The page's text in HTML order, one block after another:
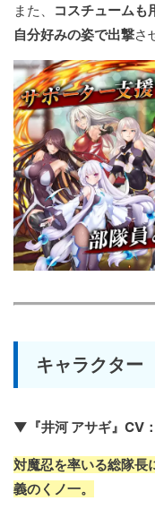
また、
コスチュームも
自分好みの姿で出撃さ
キャラクター
▼『井河 アサギ』CV
対魔忍を率いる総隊長
義のくノ一。